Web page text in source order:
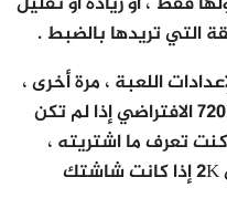
التي تريدها بالضبط .
اللعبة ، مرة أخرى ،
سترغب في ترك هذا على خيار 720P الافتراضي إذا لم تكن
تعرف ما اشتريته ،
فيمكنك رفعه إلى 1080P أو حتى 2K إذا كانت شاشتك